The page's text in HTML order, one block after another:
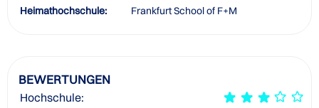
Heimathochschule:
Frankfurt School of F+M
BEWERTUNGEN
Hochschule: